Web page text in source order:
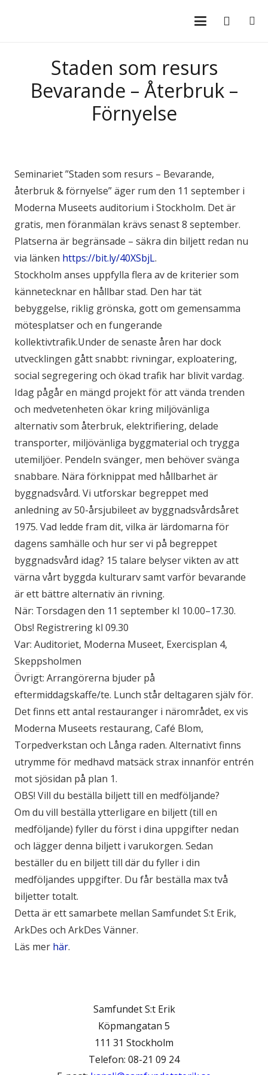
Staden som resurs
Bevarande – Återbruk –
Förnyelse
Seminariet ”Staden som resurs – Bevarande,
återbruk & förnyelse” äger rum den 11 september i
Moderna Museets auditorium i Stockholm. Det är
gratis, men föranmälan krävs senast 8 september.
Platserna är begränsade – säkra din biljett redan nu
via länken https://bit.ly/40XSbjL.
Stockholm anses uppfylla flera av de kriterier som
kännetecknar en hållbar stad. Den har tät
bebyggelse, riklig grönska, gott om gemensamma
mötesplatser och en fungerande
kollektivtrafik.Under de senaste åren har dock
utvecklingen gått snabbt: rivningar, exploatering,
social segregering och ökad trafik har blivit vardag.
Idag pågår en mängd projekt för att vända trenden
och medvetenheten ökar kring miljövänliga
alternativ som återbruk, elektrifiering, delade
transporter, miljövänliga byggmaterial och trygga
utemiljöer. Pendeln svänger, men behöver svänga
snabbare. Nära förknippat med hållbarhet är
byggnadsvård. Vi utforskar begreppet med
anledning av 50-årsjubileet av byggnadsvårdsåret
1975. Vad ledde fram dit, vilka är lärdomarna för
dagens samhälle och hur ser vi på begreppet
byggnadsvård idag? 15 talare belyser vikten av att
värna vårt byggda kulturarv samt varför bevarande
är ett bättre alternativ än rivning.
När: Torsdagen den 11 september kl 10.00–17.30.
Obs! Registrering kl 09.30
Var: Auditoriet, Moderna Museet, Exercisplan 4,
Skeppsholmen
Övrigt: Arrangörerna bjuder på
eftermiddagskaffe/te. Lunch står deltagaren själv för.
Det finns ett antal restauranger i närområdet, ex vis
Moderna Museets restaurang, Café Blom,
Torpedverkstan och Långa raden. Alternativt finns
utrymme för medhavd matsäck strax innanför entrén
mot sjösidan på plan 1.
OBS! Vill du beställa biljett till en medföljande?
Om du vill beställa ytterligare en biljett (till en
medföljande) fyller du först i dina uppgifter nedan
och lägger denna biljett i varukorgen. Sedan
beställer du en biljett till där du fyller i din
medföljandes uppgifter. Du får beställa max två
biljetter totalt.
Detta är ett samarbete mellan Samfundet S:t Erik,
ArkDes och ArkDes Vänner.
Läs mer här.
Samfundet S:t Erik
Köpmangatan 5
111 31 Stockholm
Telefon: 08-21 09 24